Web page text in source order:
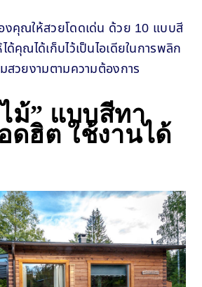
งคุณให้สวยโดดเด่น ด้วย 10 แบบสี
ด้คุณได้เก็บไว้เป็นไอเดียในการพลิก
สวยงามตามความต้องการ
ม้” แบบสีทา
ดฮิต ใช้งานได้